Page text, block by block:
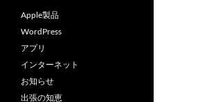
Apple製品
WordPress
アプリ
インターネット
お知らせ
出張の知恵